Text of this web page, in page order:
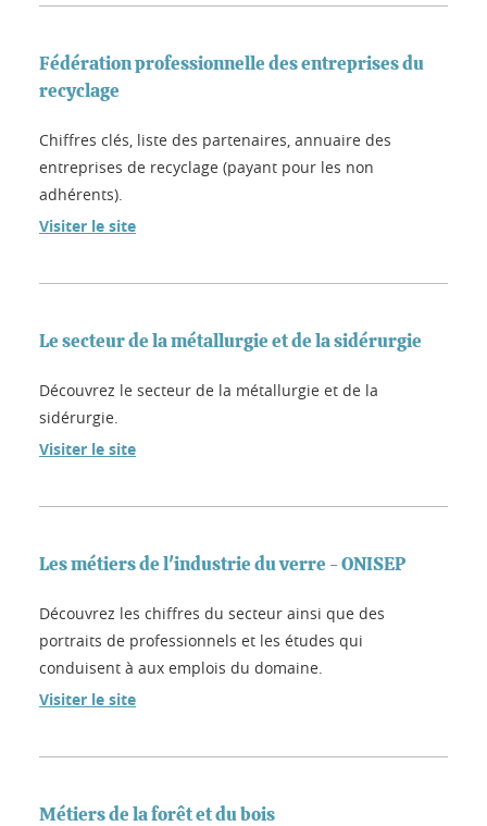
Fédération professionnelle des entreprises du
recyclage
Chiffres clés, liste des partenaires, annuaire des
entreprises de recyclage (payant pour les non
adhérents).
Visiter le site
Le secteur de la métallurgie et de la sidérurgie
Découvrez le secteur de la métallurgie et de la
sidérurgie.
Visiter le site
Les métiers de l'industrie du verre - ONISEP
Découvrez les chiffres du secteur ainsi que des
portraits de professionnels et les études qui
conduisent à aux emplois du domaine.
Visiter le site
Métiers de la forêt et du bois